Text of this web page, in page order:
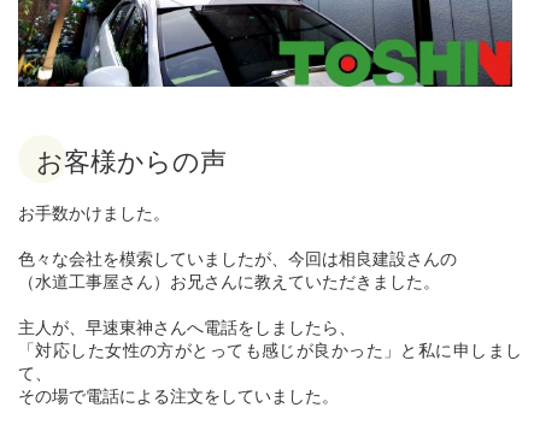
お客様からの声
お手数かけました。
色々な会社を模索していましたが、今回は相良建設さんの
（水道工事屋さん）お兄さんに教えていただきました。
主人が、早速東神さんへ電話をしましたら、
「対応した女性の方がとっても感じが良かった」と私に申しまし
て、
その場で電話による注文をしていました。